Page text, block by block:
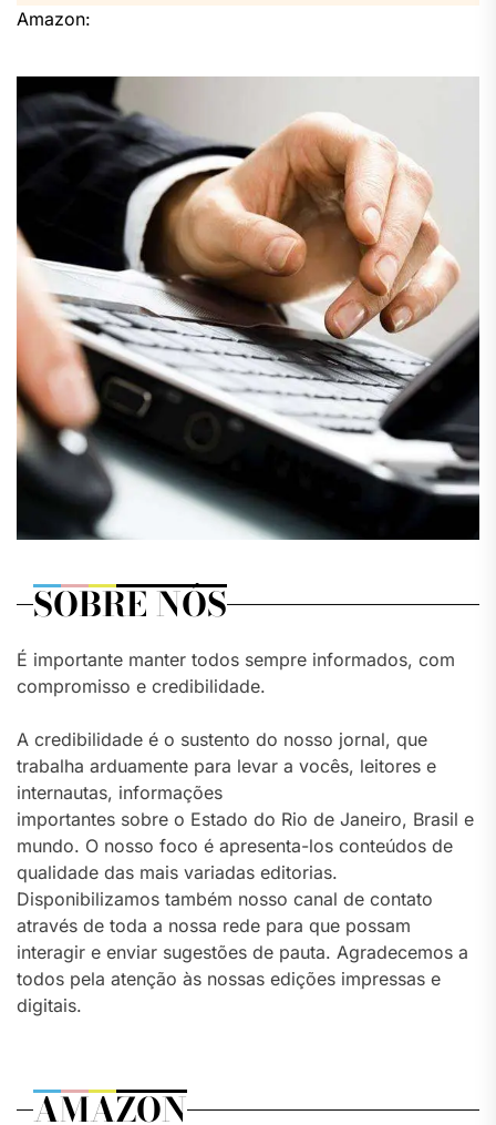
Amazon:
SOBRE NÓS
É importante manter todos sempre informados, com
compromisso e credibilidade.
A credibilidade é o sustento do nosso jornal, que
trabalha arduamente para levar a vocês, leitores e
internautas, informações
importantes sobre o Estado do Rio de Janeiro, Brasil e
mundo. O nosso foco é apresenta-los conteúdos de
qualidade das mais variadas editorias.
Disponibilizamos também nosso canal de contato
através de toda a nossa rede para que possam
interagir e enviar sugestões de pauta. Agradecemos a
todos pela atenção às nossas edições impressas e
digitais.
AMAZON